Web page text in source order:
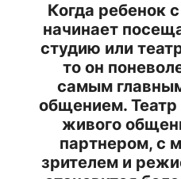
Когда ребенок
начинает
студию или
то он
самым
общением.
живого
партнером, с
зрителем и